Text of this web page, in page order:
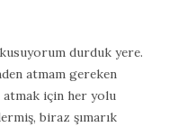
kusuyorum durduk yere.
atmam gereken
atmak için her yolu
biraz şımarık